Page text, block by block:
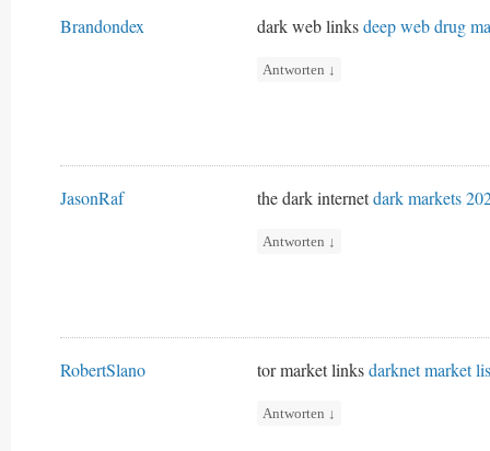
Brandondex dark web linksdeep web drug
Antworten ↓
JasonRaf the dark internetdark markets
Antworten ↓
RobertSlano tor market linksdarknet market
Antworten ↓